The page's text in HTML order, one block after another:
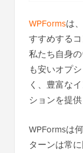
WPFormsは
すすめする
私たち自身
も安いオプ
く、豊富な
ションを提供
WPFormsは
ターンは常